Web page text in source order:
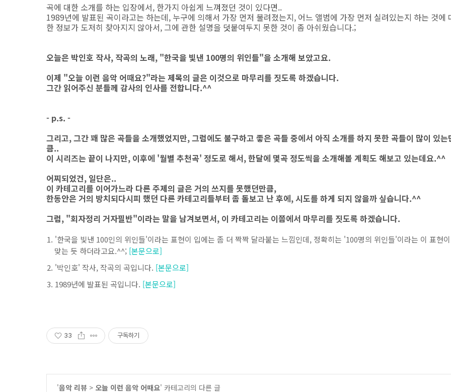
곡에 대한 소개를 하는 입장에서, 한가지 아쉽게 느껴졌던 것이 있다면..
1989년에 발표된 곡이라고는 하는데, 누구에 의해서 가장 먼저 불려졌는지, 어느 앨범에 가장 먼저 실려있는지 하는 것에
한 정보가 도저히 찾아지지 않아서, 그에 관한 설명을 덧붙여두지 못한 것이 좀 아쉬웠습니다.;
오늘은 박인호 작사, 작곡의 노래, "한국을 빛낸 100명의 위인들"을 소개해 보았고요.
이제 "오늘 이런 음악 어때요?"라는 제목의 글은 이것으로 마무리를 짓도록 하겠습니다.
그간 읽어주신 분들께 감사의 인사를 전합니다.^^
- p.s. -
그리고, 그간 꽤 많은 곡들을 소개했었지만, 그럼에도 불구하고 좋은 곡들 중에서 아직 소개를 하지 못한 곡들이 많이 있는
큼..
이 시리즈는 끝이 나지만, 이후에 '월별 추천곡' 정도로 해서, 한달에 몇곡 정도씩을 소개해볼 계획도 해보고 있는데요.^^
어찌되었건, 일단은..
이 카테고리를 이어가느라 다른 주제의 글은 거의 쓰지를 못했던만큼,
한동안은 거의 방치되다시피 했던 다른 카테고리들부터 좀 돌보고 난 후에, 시도를 하게 되지 않을까 싶습니다.^^
그럼, "회자정리 거자필반"이라는 말을 남겨보면서, 이 카테고리는 이쯤에서 마무리를 짓도록 하겠습니다.
'한국을 빛낸 100인의 위인들'이라는 표현이 입에는 좀 더 짝짝 달라붙는 느낌인데, 정확히는 '100명의 위인들'이라는 이 표현이
맞는 듯 하더라고요.^^; [본문으로]
'박인호' 작사, 작곡의 곡입니다. [본문으로]
1989년에 발표된 곡입니다. [본문으로]
33 구독하기
'음악 리뷰 > 오늘 이런 음악 어때요' 카테고리의 다른 글